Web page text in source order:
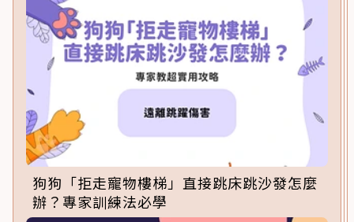
狗狗「拒走寵物樓梯」直接跳床跳沙發怎麼
辦？專家訓練法必學